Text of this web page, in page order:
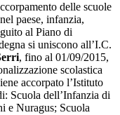
delle scuole
paese, infanzia,
al Piano di
si uniscono all’I.C.
, fino al 01/09/2015,
scolastica
accorpato l’Istituto
Scuola dell’Infanzia di
e Nuragus; Scuola